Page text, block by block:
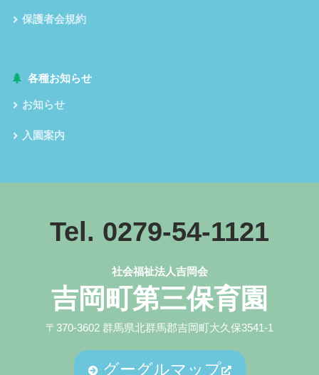
保護者会規約
各種お知らせ
お知らせ
入園案内
Tel. 0279-54-1121
社会福祉法人吉岡会
吉岡町第三保育園
〒370-3602 群馬県北群馬郡吉岡町大久保3541-1
グーグルマップ